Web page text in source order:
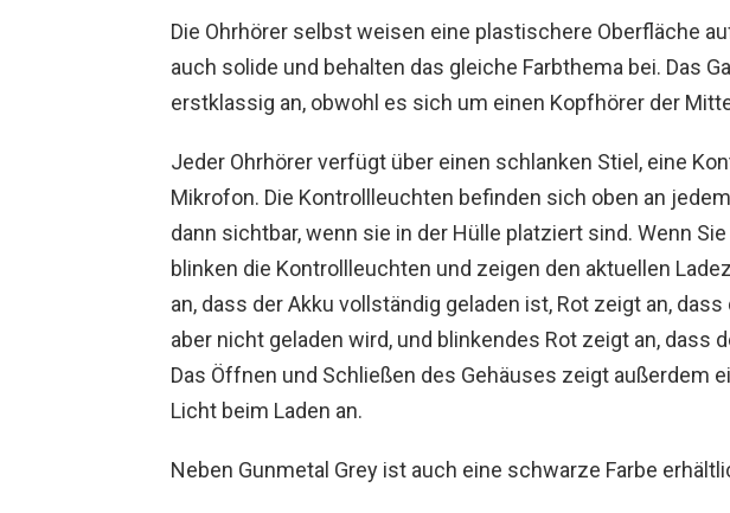
Die Ohrhörer selbst weisen eine plastischere Oberfläche
auch solide und behalten das gleiche Farbthema bei. Das
erstklassig an, obwohl es sich um einen Kopfhörer der
Jeder Ohrhörer verfügt über einen schlanken Stiel, eine
Mikrofon. Die Kontrollleuchten befinden sich oben an
dann sichtbar, wenn sie in der Hülle platziert sind. Wenn
blinken die Kontrollleuchten und zeigen den aktuellen
an, dass der Akku vollständig geladen ist, Rot zeigt an,
aber nicht geladen wird, und blinkendes Rot zeigt an, dass
Das Öffnen und Schließen des Gehäuses zeigt außerdem
Licht beim Laden an.
Neben Gunmetal Grey ist auch eine schwarze Farbe